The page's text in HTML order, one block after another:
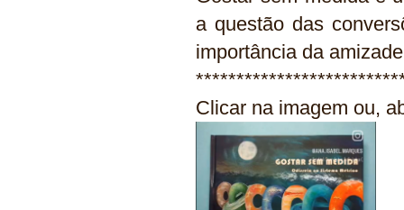
a questão das
importância da
Clicar na imagem ou,